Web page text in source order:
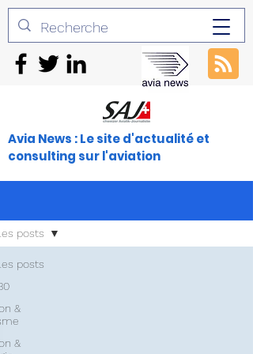
Avia News : Le site d'actualité et
consulting sur l'aviation
posts
&
&
posts